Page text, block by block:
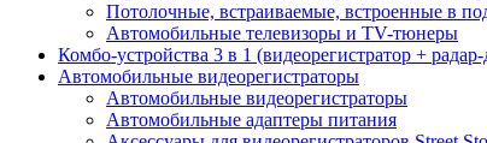
Потолочные, встраиваемые, встроенные в
Автомобильные телевизоры и TV-тюнеры
Комбо-устройства 3 в 1 (видеорегистратор +
Автомобильные видеорегистраторы
Автомобильные видеорегистраторы
Автомобильные адаптеры питания